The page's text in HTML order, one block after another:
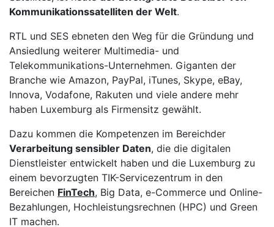
Kommunikationssatelliten der Welt.
RTL und SES ebneten den Weg für die Gründung und
Ansiedlung weiterer Multimedia- und
Telekommunikations-Unternehmen. Giganten der
Branche wie Amazon, PayPal, iTunes, Skype, eBay,
Innova, Vodafone, Rakuten und viele andere mehr
haben Luxemburg als Firmensitz gewählt.
Dazu kommen die Kompetenzen im Bereichder
Verarbeitung sensibler Daten, die die digitalen
Dienstleister entwickelt haben und die Luxemburg zu
einem bevorzugten TIK-Servicezentrum in den
Bereichen FinTech, Big Data, e-Commerce und Online-
Bezahlungen, Hochleistungsrechnen (HPC) und Green
IT machen.